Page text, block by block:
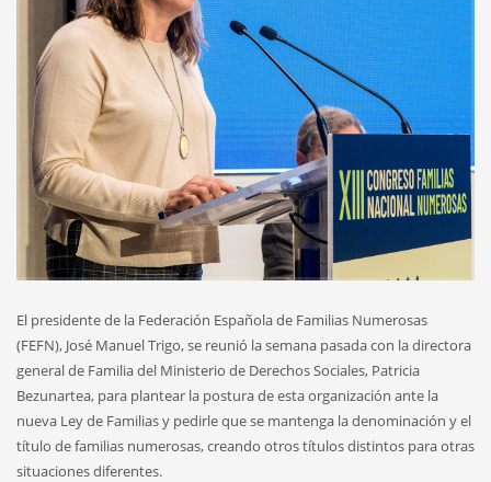
El presidente de la Federación Española de Familias Numerosas
(FEFN), José Manuel Trigo, se reunió la semana pasada con la directora
general de Familia del Ministerio de Derechos Sociales, Patricia
Bezunartea, para plantear la postura de esta organización ante la
nueva Ley de Familias y pedirle que se mantenga la denominación y el
título de familias numerosas, creando otros títulos distintos para otras
situaciones diferentes.